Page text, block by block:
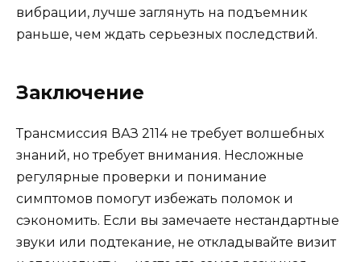
вибрации, лучше заглянуть на подъемник
раньше, чем ждать серьезных последствий.
Заключение
Трансмиссия ВАЗ 2114 не требует волшебных
знаний, но требует внимания. Несложные
регулярные проверки и понимание
симптомов помогут избежать поломок и
сэкономить. Если вы замечаете нестандартные
звуки или подтекание, не откладывайте визит